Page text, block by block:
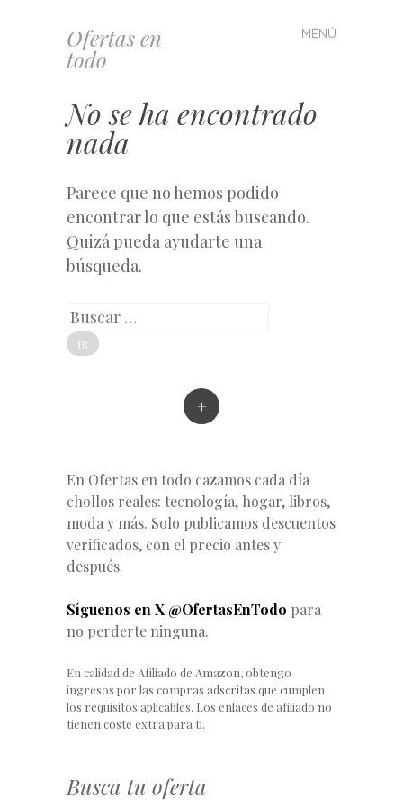
Ofertas en
todo
MENÚ
Saltar
al
No se ha encontrado
nada
Parece que no hemos podido
encontrar lo que estás buscando.
Quizá pueda ayudarte una
búsqueda.
Buscar
+
En Ofertas en todo cazamos cada día
chollos reales: tecnología, hogar, libros,
moda y más. Solo publicamos descuentos
verificados, con el precio antes y
después.
Síguenos en X @OfertasEnTodo para
no perderte ninguna.
En calidad de Afiliado de Amazon, obtengo
ingresos por las compras adscritas que cumplen
los requisitos aplicables. Los enlaces de afiliado no
tienen coste extra para ti.
Busca tu oferta